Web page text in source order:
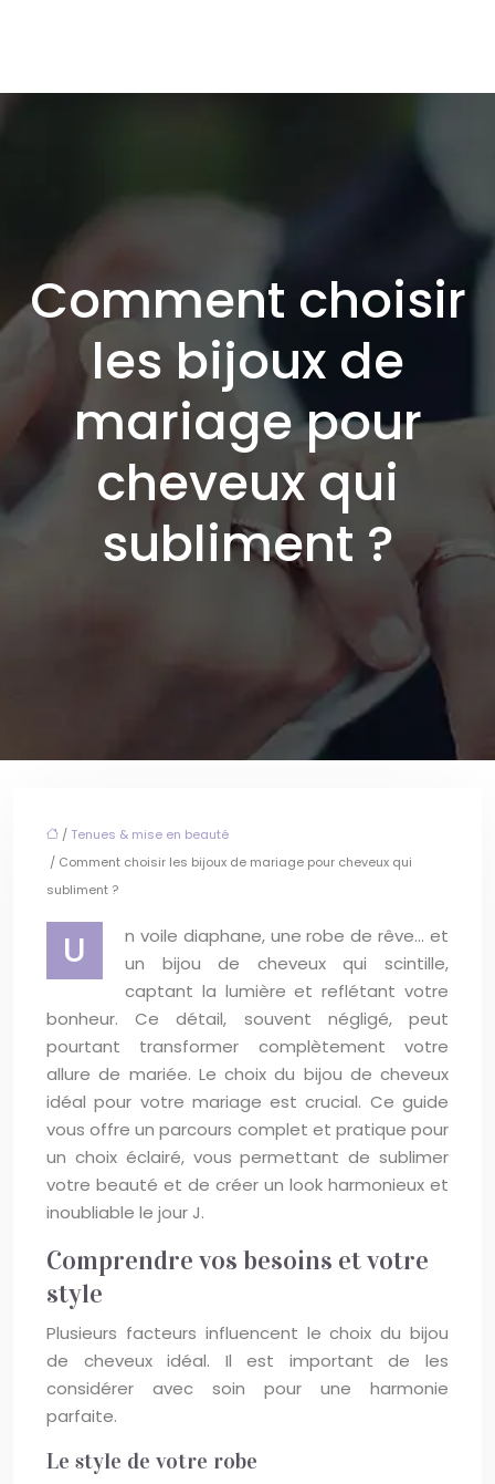
Comment choisir
les bijoux de
mariage pour
cheveux qui
subliment ?
/ Tenues & mise en beauté
/ Comment choisir les bijoux de mariage pour cheveux qui
subliment ?
U
n voile diaphane, une robe de rêve… et
un bijou de cheveux qui scintille,
captant la lumière et reflétant votre
bonheur. Ce détail, souvent négligé, peut
pourtant transformer complètement votre
allure de mariée. Le choix du bijou de cheveux
idéal pour votre mariage est crucial. Ce guide
vous offre un parcours complet et pratique pour
un choix éclairé, vous permettant de sublimer
votre beauté et de créer un look harmonieux et
inoubliable le jour J.
Comprendre vos besoins et votre
style
Plusieurs facteurs influencent le choix du bijou
de cheveux idéal. Il est important de les
considérer avec soin pour une harmonie
parfaite.
Le style de votre robe